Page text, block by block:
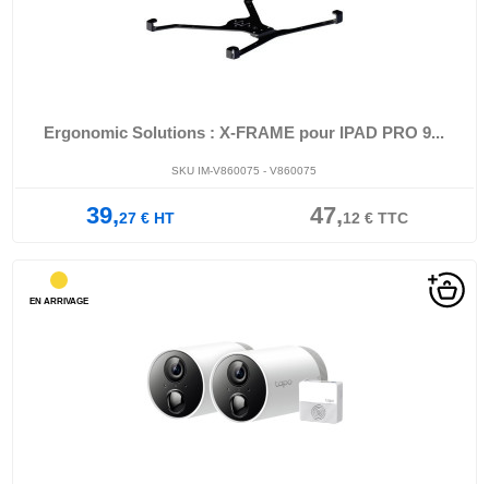
Ergonomic Solutions : X-FRAME pour IPAD PRO 9...
SKU IM-V860075 - V860075
39,27€HT 47,12 €TTC
EN ARRIVAGE